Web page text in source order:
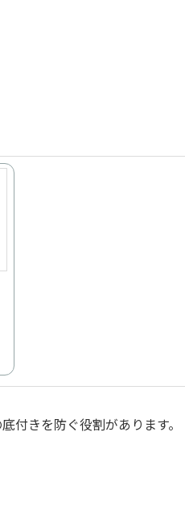
付きを防ぐ役割があります。